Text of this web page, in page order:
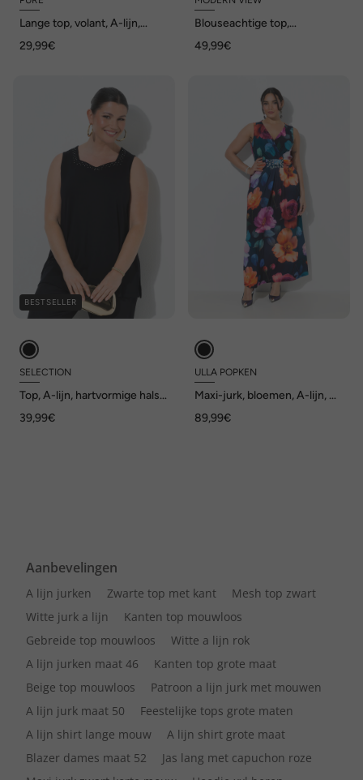
Lange top, volant, A-lijn,
biologisch katoen
29,99€
Blouseachtige top,
mouwloos
49,99€
BESTSELLER
SELECTION
Top, A-lijn, hartvormige hals,
39,99€
ULLA POPKEN
Maxi-jurk, bloemen, A-lijn, V-
89,99€
Aanbevelingen
A lijn jurken Zwarte top met kant
Mesh top zwart
Witte jurk a lijn
Kanten top mouwloos
Gebreide top mouwloos
Witte a lijn rok
A lijn jurken maat 46
Kanten top grote maat
Beige top mouwloos
Patroon a lijn jurk met mouwen
A lijn jurk maat 50
Feestelijke tops grote maten
A lijn shirt lange mouw
A lijn shirt grote maat
Blazer dames maat 52
Jas lang met capuchon roze